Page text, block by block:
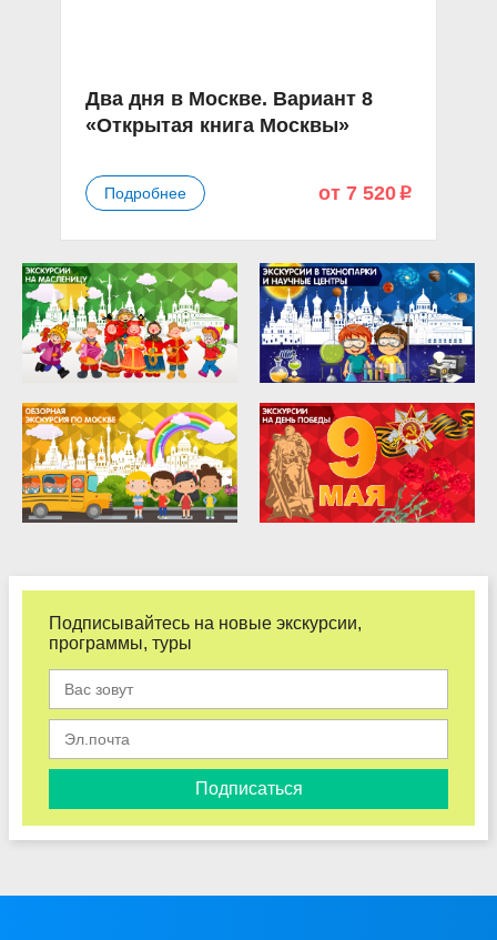
Два дня в Москве. Вариант 8
«Открытая книга Москвы»
Подробнее от 7 520 p
Подписывайтесь на новые экскурсии,
программы, туры
Подписаться